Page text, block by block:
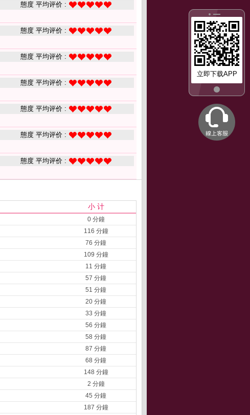
立即下载APP
態度 平均评价 :
態度 平均评价 :
態度 平均评价 :
態度 平均评价 :
態度 平均评价 :
態度 平均评价 :
態度 平均评价 :
小 计
0 分鐘
116 分鐘
76 分鐘
109 分鐘
11 分鐘
57 分鐘
51 分鐘
20 分鐘
33 分鐘
56 分鐘
58 分鐘
87 分鐘
68 分鐘
148 分鐘
2 分鐘
45 分鐘
187 分鐘